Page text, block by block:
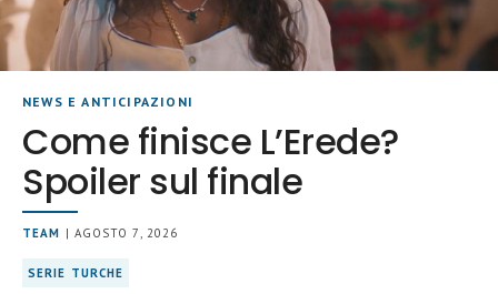
NEWS E ANTICIPAZIONI
Come finisce L’Erede?
Spoiler sul finale
TEAM | AGOSTO 7, 2026
SERIE TURCHE